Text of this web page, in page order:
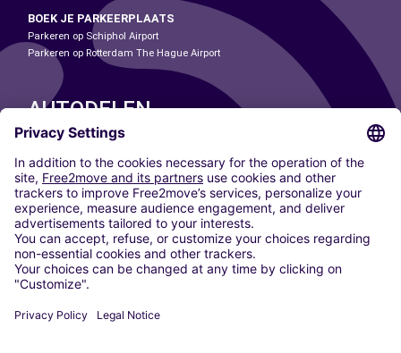
BOEK JE PARKEERPLAATS
Parkeren op Schiphol Airport
Parkeren op Rotterdam The Hague Airport
AUTODELEN
ONZE STEDEN
Paris
Madrid
Washington DC
Milaan
Rome
Turijn
Wenen
Berlijn
Düsseldorf